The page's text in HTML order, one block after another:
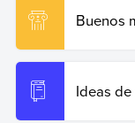
Buenos
Ideas